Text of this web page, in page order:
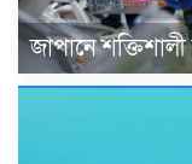
জাপানে